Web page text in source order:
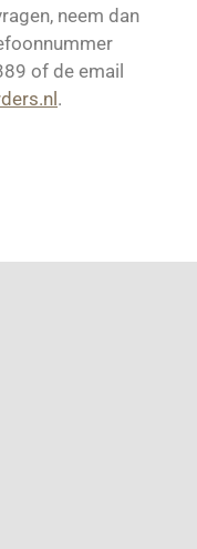
neem dan
of de email
.